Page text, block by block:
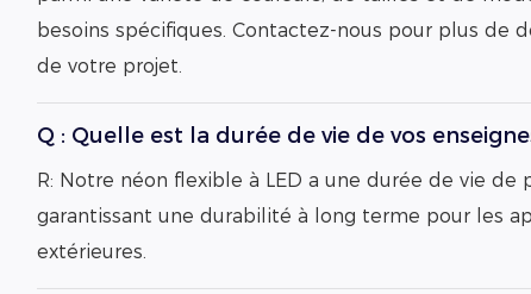
besoins spécifiques. Contactez-nous pour plus de
de votre projet.
Q : Quelle est la durée de vie de vos
R: Notre néon flexible à LED a une durée de vie de
garantissant une durabilité à long terme pour les
extérieures.